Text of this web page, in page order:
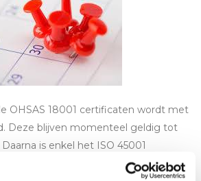
OHSAS 18001 certificaten wordt met
Deze blijven momenteel geldig tot
is enkel het ISO 45001